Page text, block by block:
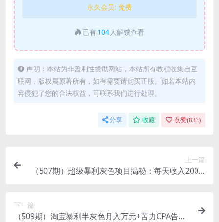
永久会员: 免费
已有 104 人解锁查看
声明：本站为非盈利性赞助网站，本站所有教程收集自互
联网，版权属原著所有，如有需要请购买正版。如若本站内
容侵犯了您的合法权益，可联系我们进行处理。
分享 收藏 点赞(837)
上一篇
（507期）超级暴利灰色项目揭秘：每天收入2000-
下一篇
（509期）淘宝暴利半灰色月入万元+苦力CPA告别